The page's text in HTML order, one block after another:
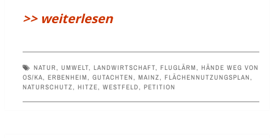
>> weiterlesen
NATUR UMWELT, LANDWIRTSCHAFT, FLUGLÄRM
HÄNDE WEG VON
OS/KA
ERBENHEIM GUTACHTEN MAINZ FLÄCHENNUTZUNGSPLAN
NATURSCHUTZ
HITZE WESTFELD PETITION